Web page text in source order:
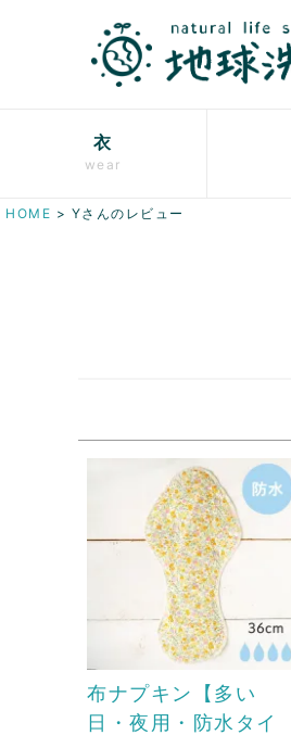
衣
wear
HOME Yさんのレビュー
布ナプキン【多い
日・夜用・防水タイ